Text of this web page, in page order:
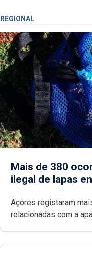
REGIONAL
Mais de 380
ilegal de lapas
Açores registaram mais de
relacionadas com a